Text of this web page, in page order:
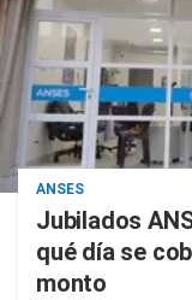
ANSES
Jubilados
qué día se
monto